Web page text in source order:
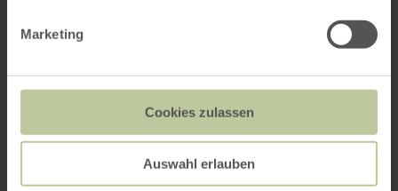
Marketing
Cookies zulassen
Auswahl erlauben